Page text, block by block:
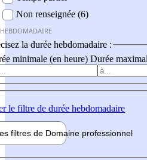
Non renseignée (6)
la durée hebdomadaire :
minimale (en heure) Durée
le filtre de durée hebdomadaire
filtres de Domaine professionnel